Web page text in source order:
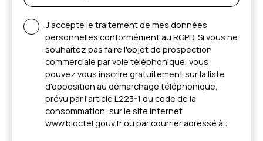
J'accepte le traitement de mes données
personnelles conformément au RGPD. Si vous ne
souhaitez pas faire l'objet de prospection
commerciale par voie téléphonique, vous
pouvez vous inscrire gratuitement sur la liste
d'opposition au démarchage téléphonique,
prévu par l'article L223-1 du code de la
consommation, sur le site Internet
www.bloctel.gouv.fr ou par courrier adressé à :